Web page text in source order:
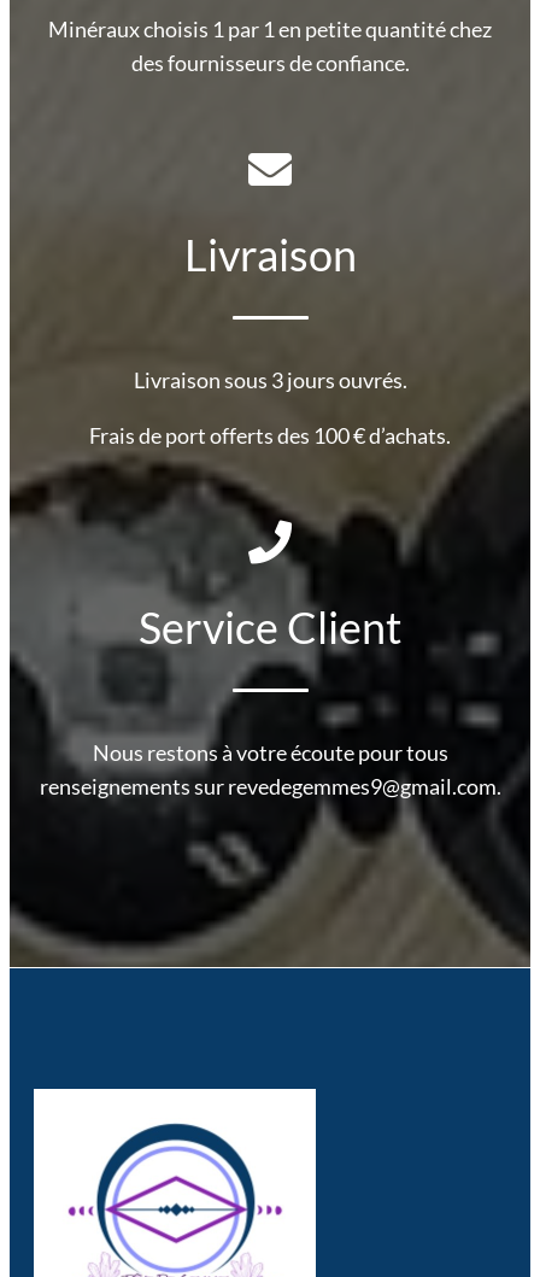
Minéraux choisis 1 par 1 en petite quantité chez
des fournisseurs de confiance.
Livraison
Livraison sous 3 jours ouvrés.
Frais de port offerts des 100 € d’achats.
Service Client
Nous restons à votre écoute pour tous
renseignements sur revedegemmes9@gmail.com.